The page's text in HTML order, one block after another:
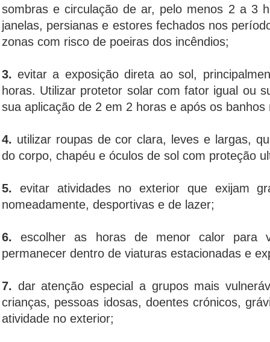
sombras e circulação de ar, pelo menos 2 a 3
janelas, persianas e estores fechados nos
zonas com risco de poeiras dos incêndios;
3.evitar a exposição direta ao sol,
horas. Utilizar protetor solar com fator igual ou
sua aplicação de 2 em 2 horas e após os
4. utilizar roupas de cor clara, leves e largas,
do corpo, chapéu e óculos de sol com proteção
5. evitar atividades no exterior que exijam
nomeadamente, desportivas e de lazer;
6.escolher as horas de menor calor para
permanecer dentro de viaturas estacionadas e
7. dar atenção especial a grupos mais
crianças, pessoas idosas, doentes crónicos,
atividade no exterior;